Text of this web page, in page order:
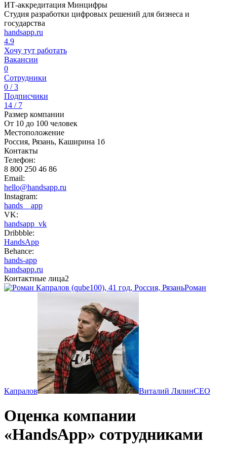
ИТ-аккредитация Минцифры
Студия разработки цифровых решений для бизнеса и
государства
handsapp.ru
4.9
Хочу тут работать
Вакансии
0
Сотрудники
0 / 3
Подписчики
14 / 7
Размер компании
От 10 до 100 человек
Местоположение
Россия, Рязань, Каширина 1б
Контакты
Телефон:
8 800 250 46 86
Email:
hello@handsapp.ru
Instagram:
hands__app
VK:
handsapp_vk
Dribbble:
HandsApp
Behance:
hands-app
handsapp.ru
Контактные лица2
Роман
Капралов Виталий ЛялинCEO
Оценка компании
«HandsApp» сотрудниками